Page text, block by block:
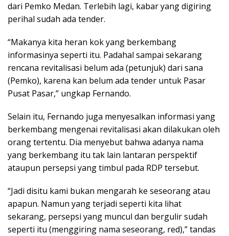
dari Pemko Medan. Terlebih lagi, kabar yang digiring
perihal sudah ada tender.
“Makanya kita heran kok yang berkembang
informasinya seperti itu. Padahal sampai sekarang
rencana revitalisasi belum ada (petunjuk) dari sana
(Pemko), karena kan belum ada tender untuk Pasar
Pusat Pasar,” ungkap Fernando.
Selain itu, Fernando juga menyesalkan informasi yang
berkembang mengenai revitalisasi akan dilakukan oleh
orang tertentu. Dia menyebut bahwa adanya nama
yang berkembang itu tak lain lantaran perspektif
ataupun persepsi yang timbul pada RDP tersebut.
“Jadi disitu kami bukan mengarah ke seseorang atau
apapun. Namun yang terjadi seperti kita lihat
sekarang, persepsi yang muncul dan bergulir sudah
seperti itu (menggiring nama seseorang, red),” tandas